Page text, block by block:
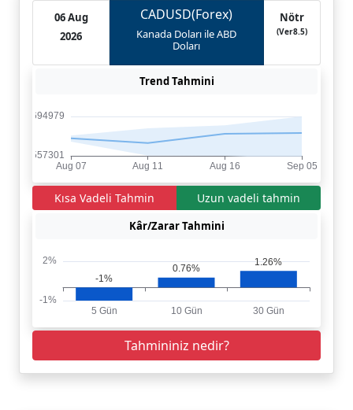
06 Aug
2026
CADUSD(Forex)
Kanada Doları ile ABD
Doları
Nötr
(Ver8.5)
Trend Tahmini
Kısa Vadeli Tahmin Uzun vadeli tahmin
Kâr/Zarar Tahmini
Tahmininiz nedir?